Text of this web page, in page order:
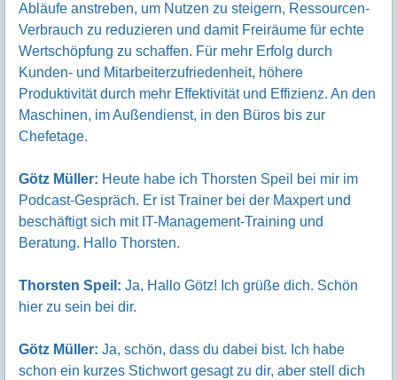
Abläufe anstreben, um Nutzen zu steigern, Ressourcen-
Verbrauch zu reduzieren und damit Freiräume für echte
Wertschöpfung zu schaffen. Für mehr Erfolg durch
Kunden- und Mitarbeiterzufriedenheit, höhere
Produktivität durch mehr Effektivität und Effizienz. An den
Maschinen, im Außendienst, in den Büros bis zur
Chefetage.
Götz Müller: Heute habe ich Thorsten Speil bei mir im
Podcast-Gespräch. Er ist Trainer bei der Maxpert und
beschäftigt sich mit IT-Management-Training und
Beratung. Hallo Thorsten.
Thorsten Speil: Ja, Hallo Götz! Ich grüße dich. Schön
hier zu sein bei dir.
Götz Müller: Ja, schön, dass du dabei bist. Ich habe
schon ein kurzes Stichwort gesagt zu dir, aber stell dich